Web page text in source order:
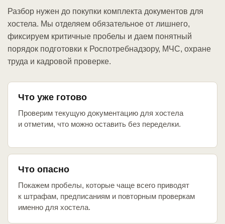
Разбор нужен до покупки комплекта документов для
хостела. Мы отделяем обязательное от лишнего,
фиксируем критичные пробелы и даем понятный
порядок подготовки к Роспотребнадзору, МЧС, охране
труда и кадровой проверке.
Что уже готово
Проверим текущую документацию для хостела
и отметим, что можно оставить без переделки.
Что опасно
Покажем пробелы, которые чаще всего приводят
к штрафам, предписаниям и повторным проверкам
именно для хостела.